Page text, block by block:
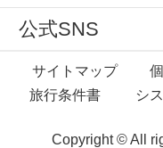
公式SNS
サイトマップ
旅行条件書
シ
Copyright © All